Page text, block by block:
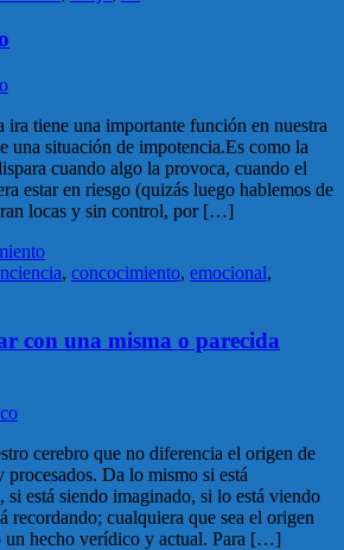
ira tiene una importante función en nuestra
una situación de impotencia.Es como la
cuando algo la provoca, cuando el
estar en riesgo (quizás luego hablemos de
locas y sin control, por […]
, concocimiento, emocional,
con una misma o parecida
cerebro que no diferencia el origen de
Da lo mismo si está
si está siendo imaginado, si lo está viendo
recordando; cualquiera que sea el origen
un hecho verídico y actual. Para […]